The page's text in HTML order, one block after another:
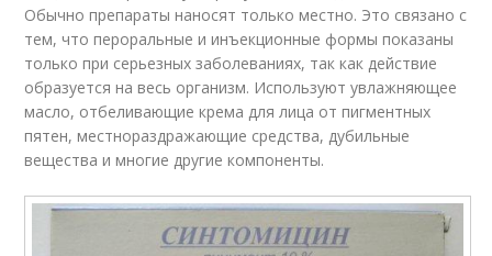
Обычно препараты наносят только местно. Это связано с
тем, что пероральные и инъекционные формы показаны
только при серьезных заболеваниях, так как действие
образуется на весь организм. Используют увлажняющее
масло, отбеливающие крема для лица от пигментных
пятен, местнораздражающие средства, дубильные
вещества и многие другие компоненты.